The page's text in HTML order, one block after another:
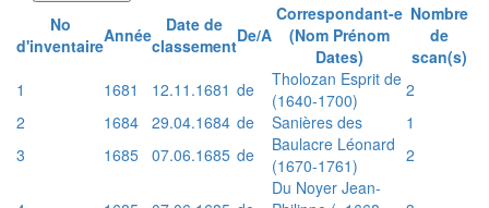
No
d'inventaireAnnée
Date de
classementDe/A
Correspondant-e
(Nom Prénom
Dates)
Nombre
de
scan(s)
1
1681 12.11.1681 de
Tholozan Esprit de
(1640-1700)
2
2
1684 29.04.1684 de Sanières des
1
3
1685 07.06.1685 de
Baulacre Léonard
(1670-1761)
2
Du Noyer Jean-